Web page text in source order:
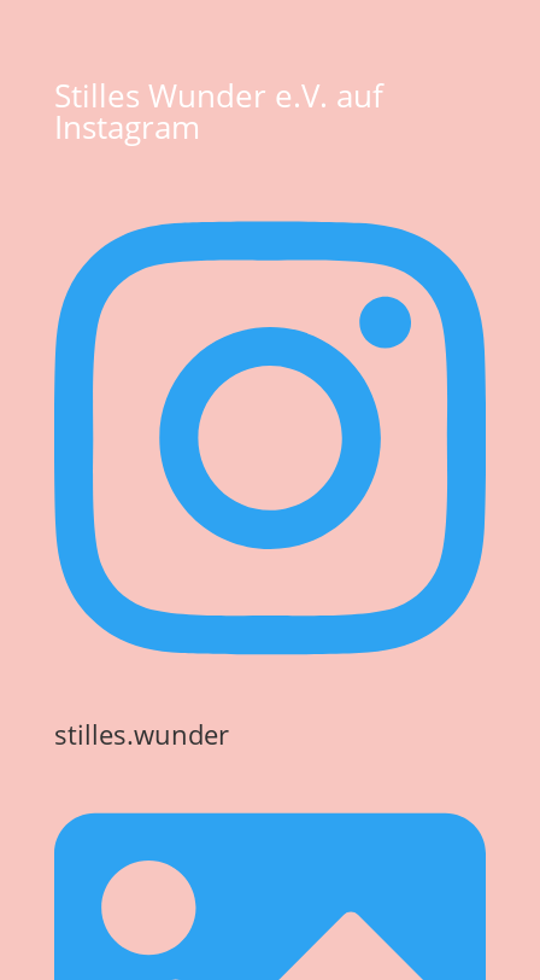
Stilles Wunder e.V. auf
Instagram
stilles.wunder